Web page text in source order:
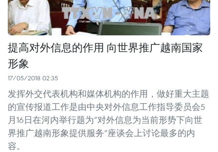
提高对外信息的作用 向世界推广越南国家
形象
17/05/2018 02:35
发挥外交代表机构和媒体机构的作用，‎做好重大主题‎
的宣传报道工‎作是由中央对外信息工作指导委员会5
月16日在河内举行题为“对外信息为当前形势下向世
界推广越南形象提供服务”座谈会上讨论最多的内
容。